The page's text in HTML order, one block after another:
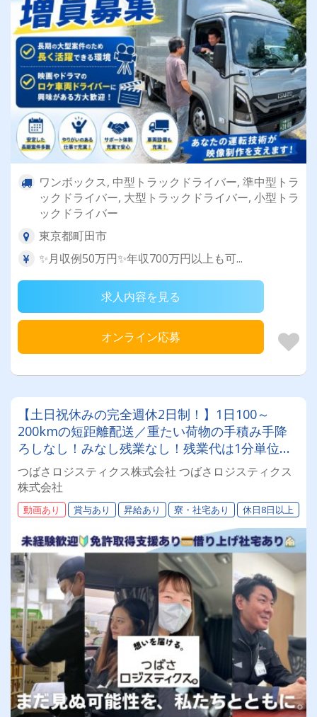
ワンボックス, 中型トラックドライバー, 準中型トラ
ックドライバー, 大型トラックドライバー, 小型トラ
ックドライバー
東京都町田市
✨月収例50万円✨年収700万円以上も可...
求人内容を見る
オンライン応募
【土日祝休みの完全週休2日制！】1日100～
200kmの短距離配送／重たい荷物の手積み手降
ろしなし！みなし残業なし！残業代は1分単位で
支給！トラックは新車！
つばさロジスティクス株式会社 つばさロジスティクス
株式会社
動画あり 賞与あり 昇給あり 寮・社宅あり 休日8日以上